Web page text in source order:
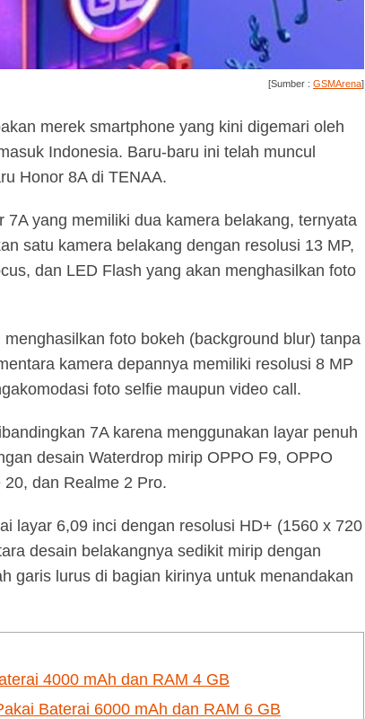
[Sumber : GSMArena]
merek smartphone yang kini digemari oleh
Indonesia. Baru-baru ini telah muncul
Honor 8A di TENAA.
yang memiliki dua kamera belakang, ternyata
satu kamera belakang dengan resolusi 13 MP,
dan LED Flash yang akan menghasilkan foto
foto bokeh (background blur) tanpa
kamera depannya memiliki resolusi 8 MP
foto selfie maupun video call.
7A karena menggunakan layar penuh
desain Waterdrop mirip OPPO F9, OPPO
dan Realme 2 Pro.
layar 6,09 inci dengan resolusi HD+ (1560 x 720
desain belakangnya sedikit mirip dengan
garis lurus di bagian kirinya untuk menandakan
4000 mAh dan RAM 4 GB
Baterai 6000 mAh dan RAM 6 GB